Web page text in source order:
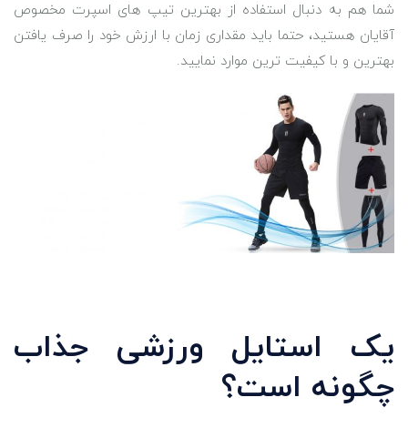
شما هم به دنبال استفاده از بهترین تیپ های اسپرت مخصوص
آقایان هستید، حتما باید مقداری زمان با ارزش خود را صرف یافتن
بهترین و با کیفیت ترین موارد نمایید.
یک استایل ورزشی جذاب
چگونه است؟